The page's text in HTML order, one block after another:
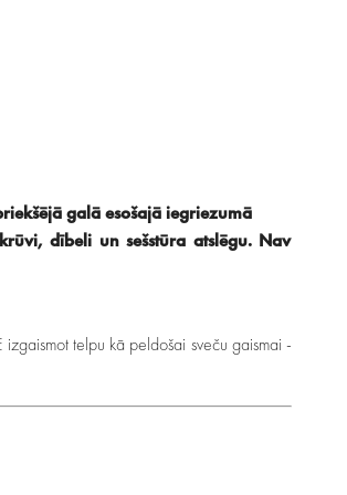
galā esošajā iegriezumā
dībeli un sešstūra atslēgu. Nav
telpu kā peldošai sveču gaismai -